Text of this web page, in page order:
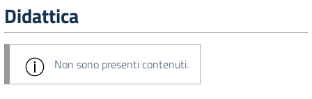
Didattica
Non sono presenti contenuti.